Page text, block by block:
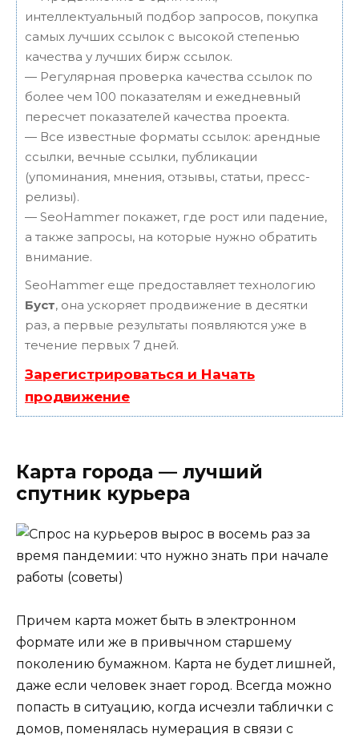
интеллектуальный подбор запросов, покупка
самых лучших ссылок с высокой степенью
качества у лучших бирж ссылок.
— Регулярная проверка качества ссылок по
более чем 100 показателям и ежедневный
пересчет показателей качества проекта.
— Все известные форматы ссылок: арендные
ссылки, вечные ссылки, публикации
(упоминания, мнения, отзывы, статьи, пресс-
релизы).
— SeoHammer покажет, где рост или падение,
а также запросы, на которые нужно обратить
внимание.
SeoHammer еще предоставляет технологию
Буст, она ускоряет продвижение в десятки
раз, а первые результаты появляются уже в
течение первых 7 дней.
Зарегистрироваться и Начать
продвижение
Карта города — лучший
спутник курьера
Причем карта может быть в электронном
формате или же в привычном старшему
поколению бумажном. Карта не будет лишней,
даже если человек знает город. Всегда можно
попасть в ситуацию, когда исчезли таблички с
домов, поменялась нумерация в связи с